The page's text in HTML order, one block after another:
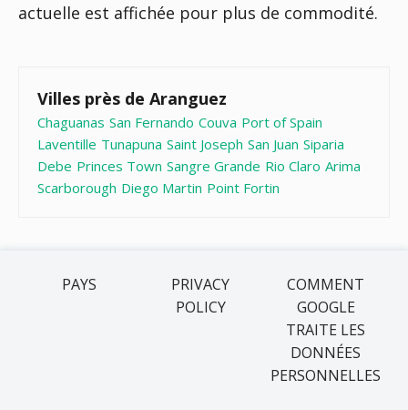
actuelle est affichée pour plus de commodité.
Villes près de Aranguez
Chaguanas San Fernando Couva Port of Spain
Laventille Tunapuna Saint Joseph San Juan Siparia
Debe Princes Town Sangre Grande Rio Claro Arima
Scarborough Diego Martin Point Fortin
PAYS
PRIVACY
POLICY
COMMENT
GOOGLE
TRAITE LES
DONNÉES
PERSONNELLES